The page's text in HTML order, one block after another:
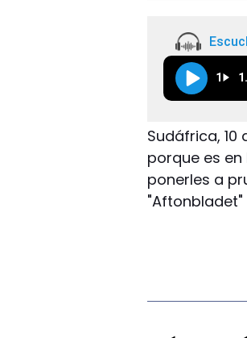
1
Sudáfrica,
porque es
ponerles a
"Aftonbladet"